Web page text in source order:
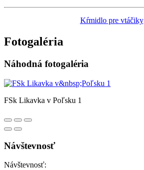
Kŕmidlo pre vtáčiky
Fotogaléria
Náhodná fotogaléria
FSk Likavka v Poľsku 1
Návštevnosť
Návštevnosť: